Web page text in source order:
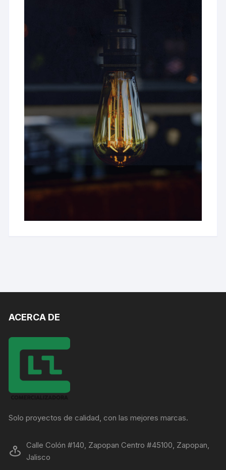
ACERCA DE
Solo proyectos de calidad, con las mejores marcas.
Calle Colón #140, Zapopan Centro #45100, Zapopan,
Jalisco